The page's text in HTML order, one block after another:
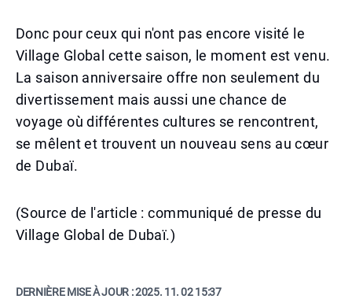
Donc pour ceux qui n'ont pas encore visité le
Village Global cette saison, le moment est venu.
La saison anniversaire offre non seulement du
divertissement mais aussi une chance de
voyage où différentes cultures se rencontrent,
se mêlent et trouvent un nouveau sens au cœur
de Dubaï.
(Source de l'article : communiqué de presse du
Village Global de Dubaï.)
DERNIÈRE MISE À JOUR :2025. 11. 02 15:37